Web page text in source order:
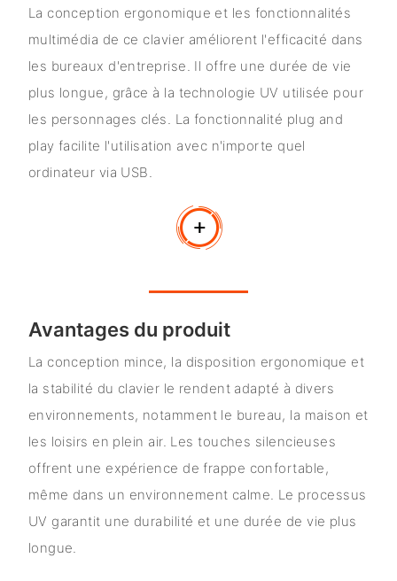
La conception ergonomique et les fonctionnalités
multimédia de ce clavier améliorent l'efficacité dans
les bureaux d'entreprise. Il offre une durée de vie
plus longue, grâce à la technologie UV utilisée pour
les personnages clés. La fonctionnalité plug and
play facilite l'utilisation avec n'importe quel
ordinateur via USB.
Avantages du produit
La conception mince, la disposition ergonomique et
la stabilité du clavier le rendent adapté à divers
environnements, notamment le bureau, la maison et
les loisirs en plein air. Les touches silencieuses
offrent une expérience de frappe confortable,
même dans un environnement calme. Le processus
UV garantit une durabilité et une durée de vie plus
longue.